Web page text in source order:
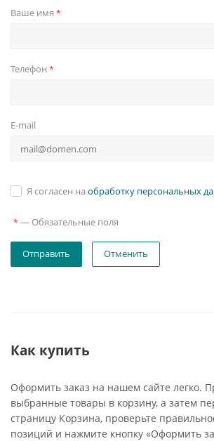
Ваше имя *
Телефон *
E-mail
Я согласен на обработку персональных
* — Обязательные поля
Отменить
Как купить
Оформить заказ на нашем сайте легко.
выбранные товары в корзину, а затем
страницу Корзина, проверьте
позиций и нажмите кнопку «Оформить